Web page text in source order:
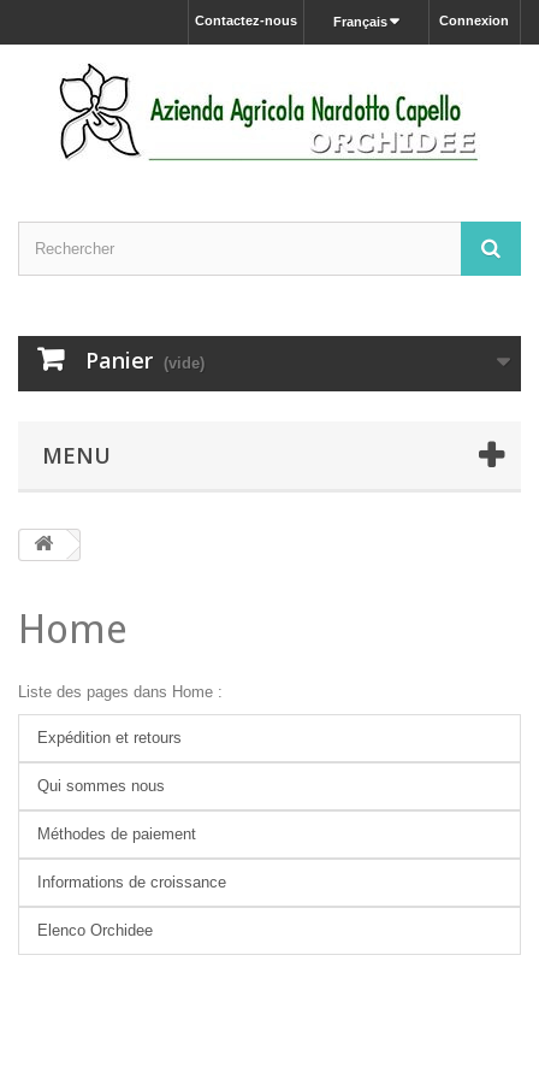
Connexion
Français
Contactez-nous
Panier (vide)
MENU
Home
Liste des pages dans Home :
Expédition et retours
Qui sommes nous
Méthodes de paiement
Informations de croissance
Elenco Orchidee